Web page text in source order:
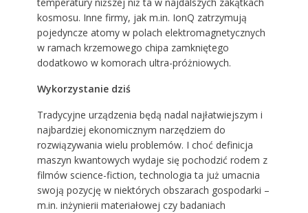
kosmosu. Inne firmy, jak m.in. IonQ zatrzymują
pojedyncze atomy w polach elektromagnetycznych
w ramach krzemowego chipa zamkniętego
dodatkowo w komorach ultra-próżniowych.
Wykorzystanie dziś
Tradycyjne urządzenia będą nadal najłatwiejszym i
najbardziej ekonomicznym narzędziem do
rozwiązywania wielu problemów. I choć definicja
maszyn kwantowych wydaje się pochodzić rodem z
filmów science-fiction, technologia ta już umacnia
swoją pozycję w niektórych obszarach gospodarki –
m.in. inżynierii materiałowej czy badaniach